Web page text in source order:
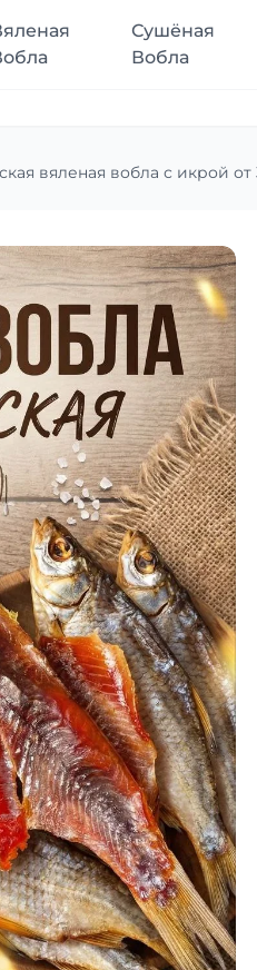
Сушёная
Вобла
вяленая вобла с икрой от